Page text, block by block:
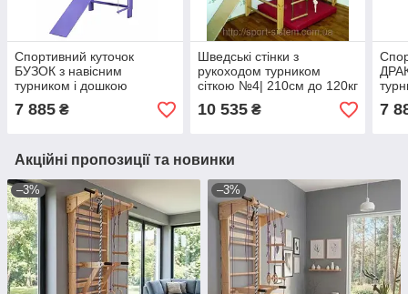
Спортивний куточок
БУЗОК з навісним
турником і дошкою
7 885 ₴
Шведські стінки з
рукоходом турником
сіткою №4| 210см до 120кг
10 535₴ 7
Акційні пропозиції та новинки
–3% –3%